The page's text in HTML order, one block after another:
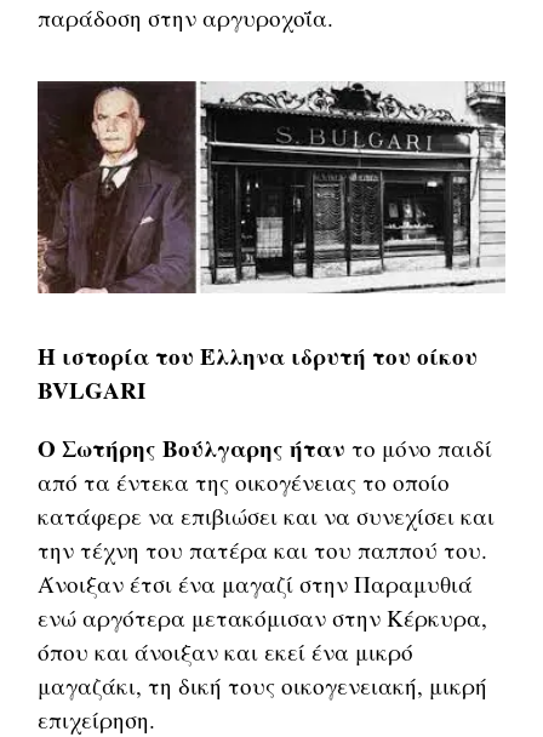
παράδοση στην αργυροχοΐα.
Η ιστορία του Έλληνα ιδρυτή του οίκου
BVLGARI
Ο Σωτήρης Βούλγαρης ήταν το μόνο παιδί
από τα έντεκα της οικογένειας το οποίο
κατάφερε να επιβιώσει και να συνεχίσει και
την τέχνη του πατέρα και του παππού του.
Άνοιξαν έτσι ένα μαγαζί στην Παραμυθιά
ενώ αργότερα μετακόμισαν στην Κέρκυρα,
όπου και άνοιξαν και εκεί ένα μικρό
μαγαζάκι, τη δική τους οικογενειακή, μικρή
επιχείρηση.